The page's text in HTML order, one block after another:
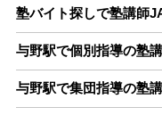
塾バイト探しで塾講師
与野駅で個別指導の塾
与野駅で集団指導の塾